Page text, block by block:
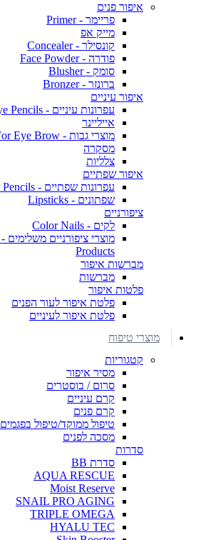
איפור פנים
פריימר - Primer
מייק אפ
קונסילר - Concealer
פודרה - Face Powder
סומק - Blusher
ברונזר - Bronzer
איפור עיניים
עפרונות עיניים - Eye Pencils
אייליינר
מוצרי גבות - For Eye Brow
מסקרה
צלליות
איפור שפתיים
עפרונות שפתיים - Lip Pencils
שפתונים - Lipsticks
ציפורניים
לקים - Color Nails
Products
מברשות איפור
מברשות
פלטות איפור
פלטת איפור לעור הפנים
פלטת איפור לעיניים
מוצרי טיפוח
קטגוריות
מסיר איפור
סרום / בוסטרים
קרם עיניים
קרם פנים
טיפול ממוקד/טיפול בפגמים
מסכה לפנים
סדרות
סדרת BB
AQUA RESCUE
Moist Reserve
SNAIL PRO AGING
TRIPLE OMEGA
HYALU TEC